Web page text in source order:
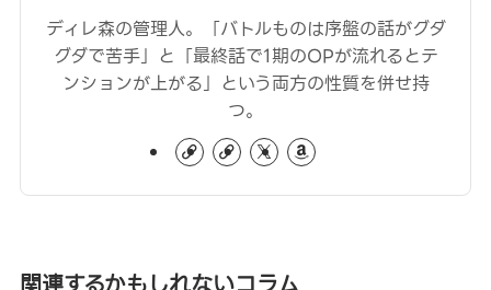
ディレ森の管理人。「バトルものは序盤の話がグダ
グダで苦手」と「最終話で1期のOPが流れるとテ
ンションが上がる」という両方の性質を併せ持
つ。